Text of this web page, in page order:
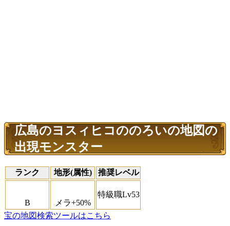
広島のヨスィヒコののろいの地図の
出現モンスター
ランク 地形(属性) 推奨レベル
B メラ+50%
特級職Lv53
宝の地図検索ツールはこちら